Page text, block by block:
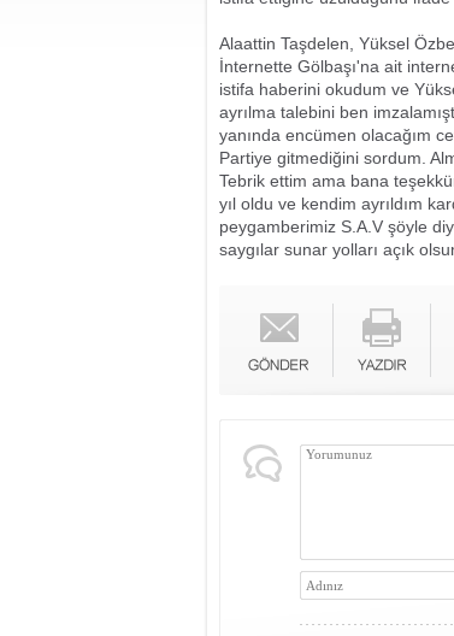
Alaattin Taşdelen, Yüksel
İnternette Gölbaşı'na ait
istifa haberini okudum ve
ayrılma talebini ben
yanında encümen olacağım
Partiye gitmediğini sordum.
Tebrik ettim ama bana
yıl oldu ve kendim ayrıldım
peygamberimiz S.A.V şöyle
saygılar sunar yolları açık